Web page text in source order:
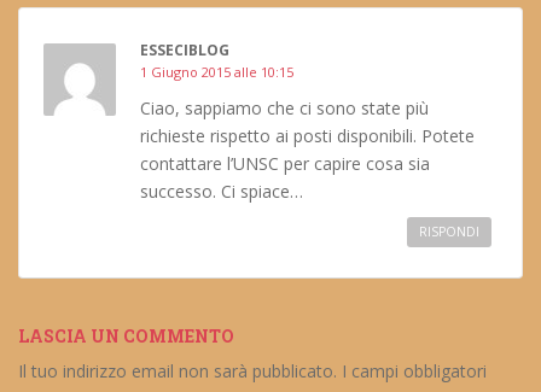
ESSECIBLOG
1 Giugno 2015 alle 10:15
Ciao, sappiamo che ci sono state più
richieste rispetto ai posti disponibili. Potete
contattare l’UNSC per capire cosa sia
successo. Ci spiace…
RISPONDI
LASCIA UN COMMENTO
Il tuo indirizzo email non sarà pubblicato. I campi obbligatori